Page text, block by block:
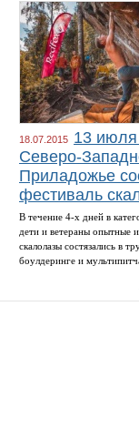
18.07.2015 13
Северо-
Приладожье
фестиваль
В течение 4-х дней в
дети и ветераны опытные
скалолазы состязались в
боулдеринге и